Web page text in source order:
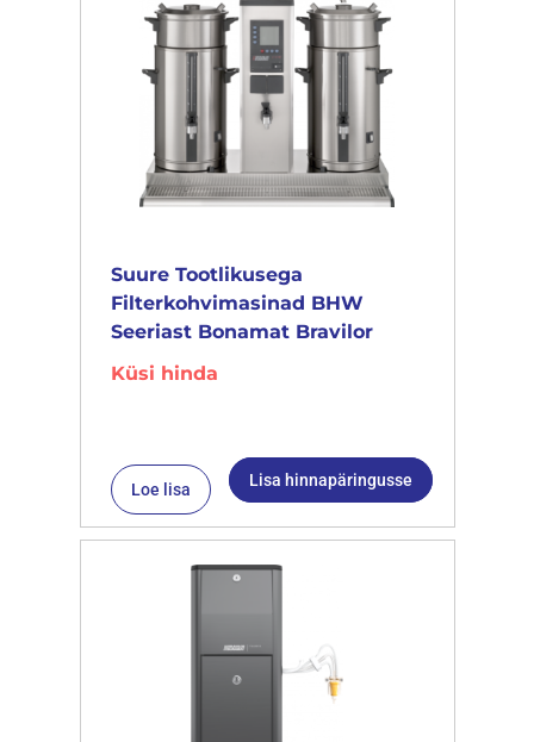
Suure Tootlikusega
Filterkohvimasinad BHW
Seeriast Bonamat Bravilor
Küsi hinda
Loe lisa Lisa hinnapäringusse